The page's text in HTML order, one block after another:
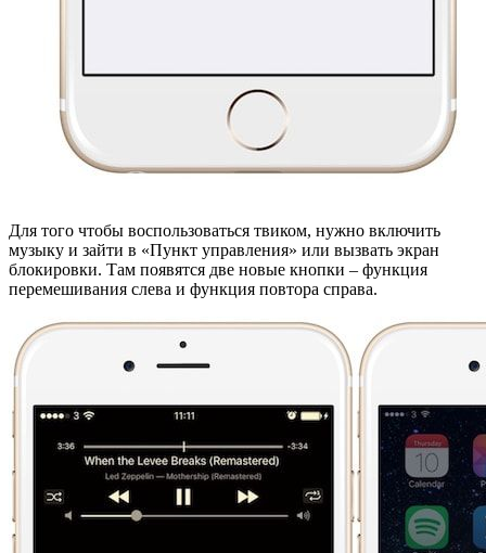
Для того чтобы воспользоваться твиком, нужно включить
музыку и зайти в «Пункт управления» или вызвать экран
блокировки. Там появятся две новые кнопки – функция
перемешивания слева и функция повтора справа.